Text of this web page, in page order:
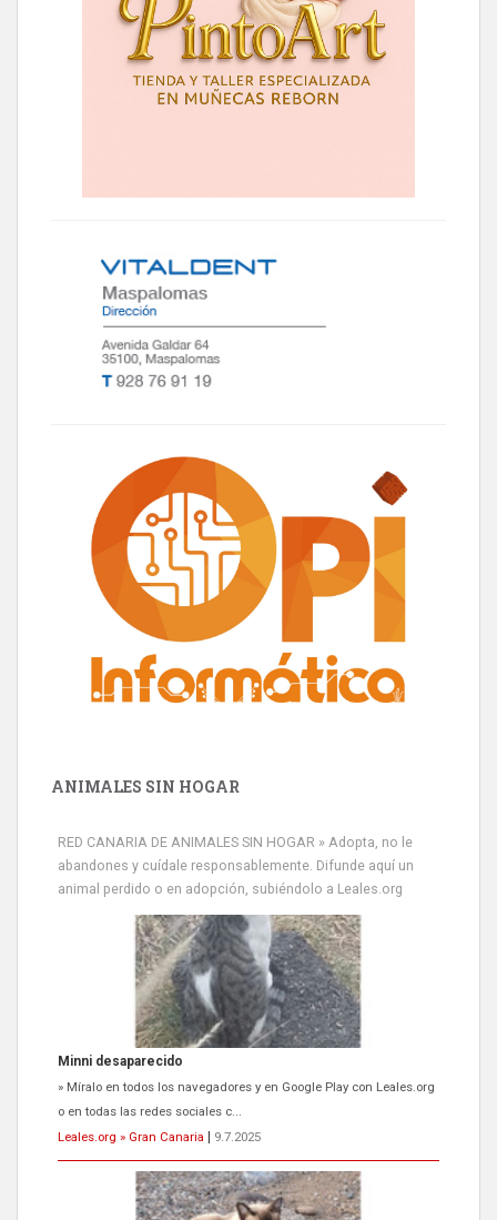
ANIMALES SIN HOGAR
RED CANARIA DE ANIMALES SIN HOGAR » Adopta, no le
abandones y cuídale responsablemente. Difunde aquí un
animal perdido o en adopción, subiéndolo a Leales.org
Minni desaparecido
» Míralo en todos los navegadores y en Google Play con Leales.org
o en todas las redes sociales c...
Leales.org » Gran Canaria
9.7.2025